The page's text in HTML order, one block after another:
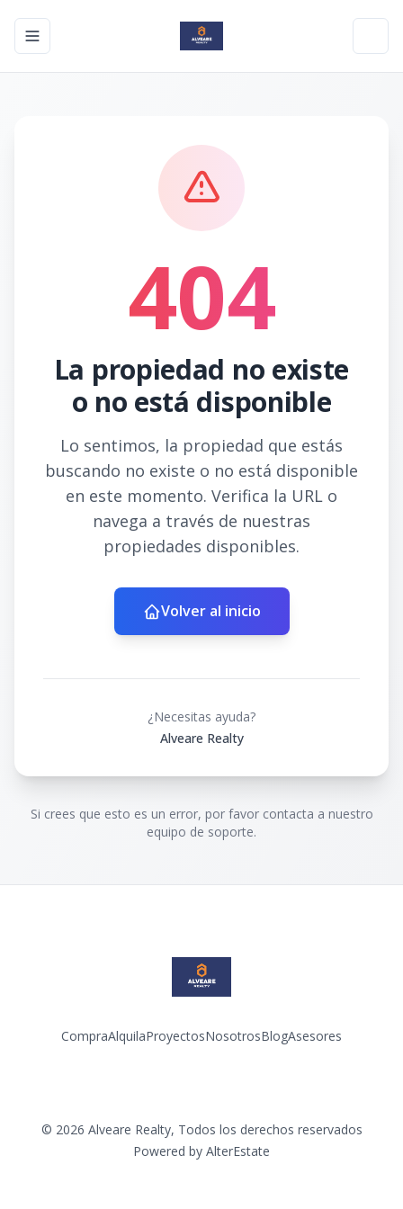
Toggle navigation menu
404
La propiedad no existe
o no está disponible
Lo sentimos, la propiedad que estás
buscando no existe o no está disponible
en este momento. Verifica la URL o
navega a través de nuestras
propiedades disponibles.
Volver al inicio
¿Necesitas ayuda?
Alveare Realty
Si crees que esto es un error, por favor contacta a nuestro
equipo de soporte.
CompraAlquilaProyectosNosotrosBlogAsesores
© 2026 Alveare Realty, Todos los derechos reservados
Powered by AlterEstate